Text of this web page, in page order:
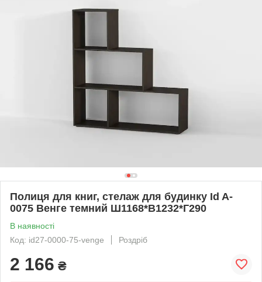
Полиця для книг, стелаж для будинку Id A-
0075 Венге темний Ш1168*В1232*Г290
В наявності
Код: id27-0000-75-venge
Роздріб
2 166 ₴